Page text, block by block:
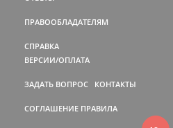
ПРАВООБЛАДАТЕЛЯМ
СПРАВКА
ВЕРСИИ/ОПЛАТА
ЗАДАТЬ ВОПРОС КОНТАКТЫ
СОГЛАШЕНИЕ ПРАВИЛА